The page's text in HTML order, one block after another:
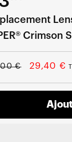
Crimson
€
Prix
29,40 €